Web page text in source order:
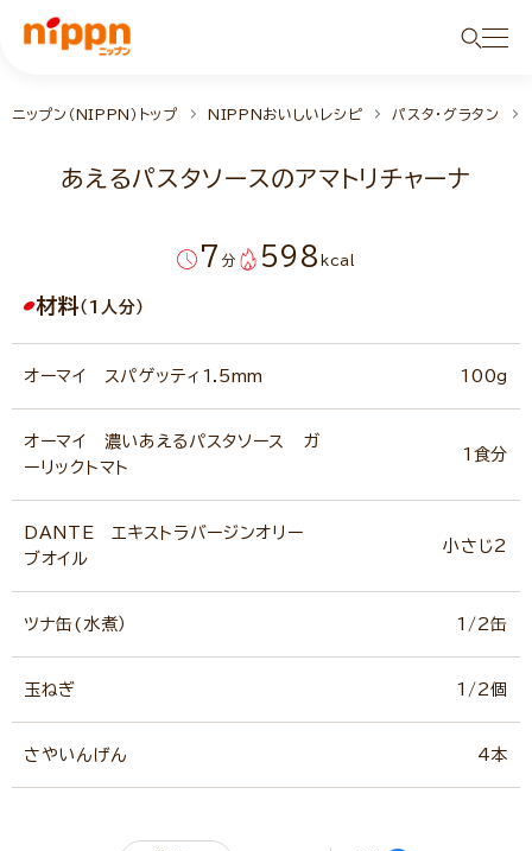
ニップン（NIPPN）トップ NIPPNおいしいレシピ パスタ・グラタン
あえるパスタソースのアマトリチャーナ
7 分 598 kcal
材料（1人分）
オーマイ スパゲッティ1.5mm 100g
オーマイ 濃いあえるパスタソース ガ
ーリックトマト
1食分
DANTE エキストラバージンオリー
ブオイル
小さじ2
ツナ缶(水煮） 1/2缶
玉ねぎ 1/2個
さやいんげん 4本